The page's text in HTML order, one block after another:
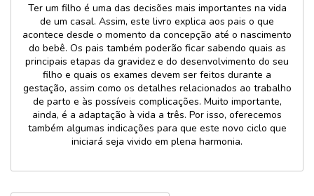
Ter um filho é uma das decisões mais importantes na vida
de um casal. Assim, este livro explica aos pais o que
acontece desde o momento da concepção até o nascimento
do bebê. Os pais também poderão ficar sabendo quais as
principais etapas da gravidez e do desenvolvimento do seu
filho e quais os exames devem ser feitos durante a
gestação, assim como os detalhes relacionados ao trabalho
de parto e às possíveis complicações. Muito importante,
ainda, é a adaptação à vida a três. Por isso, oferecemos
também algumas indicações para que este novo ciclo que
iniciará seja vivido em plena harmonia.